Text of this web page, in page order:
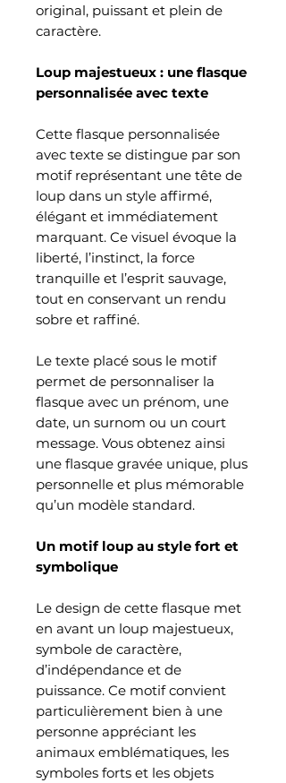
original, puissant et plein de
caractère.
Loup majestueux : une flasque
personnalisée avec texte
Cette flasque personnalisée
avec texte se distingue par son
motif représentant une tête de
loup dans un style affirmé,
élégant et immédiatement
marquant. Ce visuel évoque la
liberté, l’instinct, la force
tranquille et l’esprit sauvage,
tout en conservant un rendu
sobre et raffiné.
Le texte placé sous le motif
permet de personnaliser la
flasque avec un prénom, une
date, un surnom ou un court
message. Vous obtenez ainsi
une flasque gravée unique, plus
personnelle et plus mémorable
qu’un modèle standard.
Un motif loup au style fort et
symbolique
Le design de cette flasque met
en avant un loup majestueux,
symbole de caractère,
d’indépendance et de
puissance. Ce motif convient
particulièrement bien à une
personne appréciant les
animaux emblématiques, les
symboles forts et les objets